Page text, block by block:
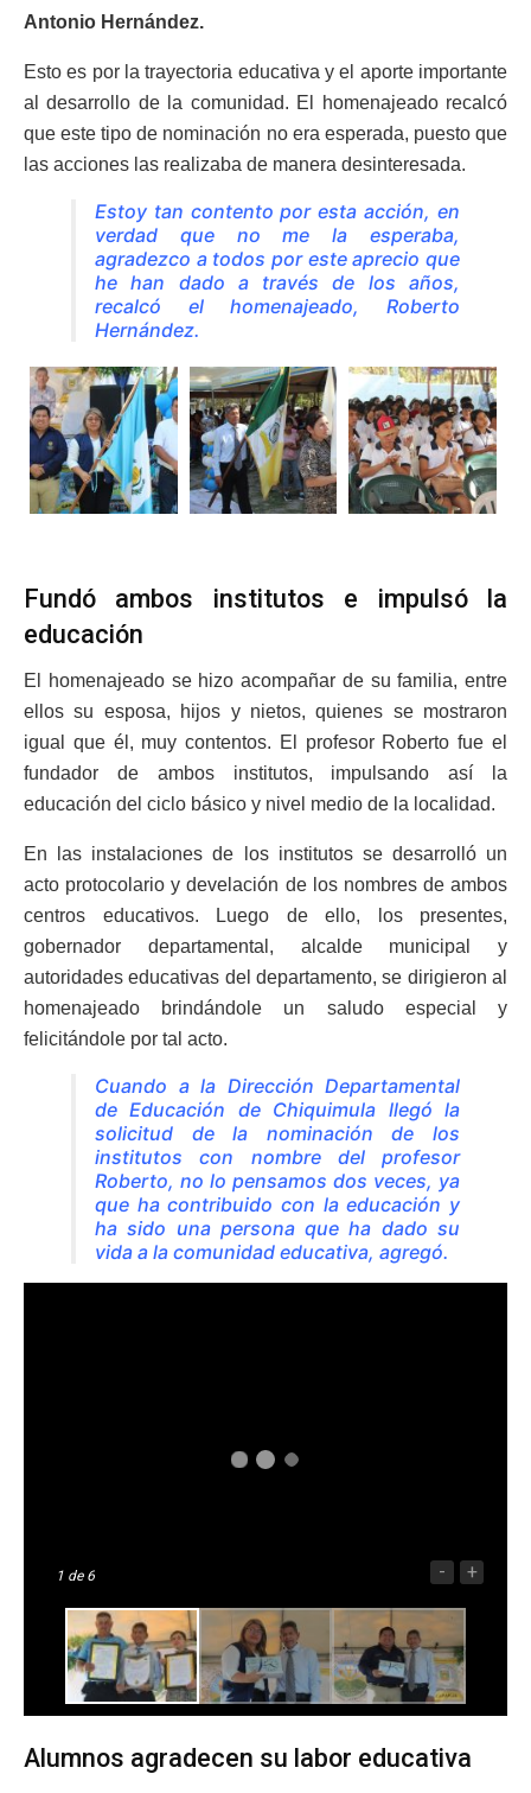
Antonio Hernández.
Esto es por la trayectoria educativa y el aporte importante
al desarrollo de la comunidad. El homenajeado recalcó
que este tipo de nominación no era esperada, puesto que
las acciones las realizaba de manera desinteresada.
Estoy tan contento por esta acción, en
verdad que no me la esperaba,
agradezco a todos por este aprecio que
he han dado a través de los años,
recalcó el homenajeado, Roberto
Hernández.
Fundó ambos institutos e impulsó la
educación
El homenajeado se hizo acompañar de su familia, entre
ellos su esposa, hijos y nietos, quienes se mostraron
igual que él, muy contentos. El profesor Roberto fue el
fundador de ambos institutos, impulsando así la
educación del ciclo básico y nivel medio de la localidad.
En las instalaciones de los institutos se desarrolló un
acto protocolario y develación de los nombres de ambos
centros educativos. Luego de ello, los presentes,
gobernador departamental, alcalde municipal y
autoridades educativas del departamento, se dirigieron al
homenajeado brindándole un saludo especial y
felicitándole por tal acto.
Cuando a la Dirección Departamental
de Educación de Chiquimula llegó la
solicitud de la nominación de los
institutos con nombre del profesor
Roberto, no lo pensamos dos veces, ya
que ha contribuido con la educación y
ha sido una persona que ha dado su
vida a la comunidad educativa, agregó.
1 de 6 - +
Alumnos agradecen su labor educativa